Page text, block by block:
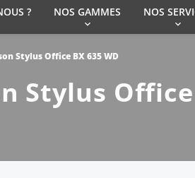
? NOS GAMMES NOS
Stylus Office BX 635 WD
Stylus